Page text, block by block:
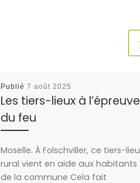
Publié 7 août 2025
Les tiers-lieux à l’épreuve
du feu
Moselle. À Folschviller, ce tiers-lieu
rural vient en aide aux habitants
de la commune Cela fait